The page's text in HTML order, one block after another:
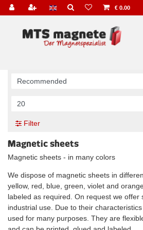
€ 0.00
Filter
Magnetic sheets
Magnetic sheets - in many colors
We dispose of magnetic sheets in
yellow, red, blue, green, violet and
labeled as required. On request we offer
industrial use. Due to their
used for many purposes. They are